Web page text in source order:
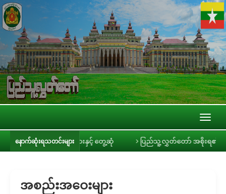
နောက်ဆုံးရသတင်းများ
င်ရီ သတင်းမီဒီယာများနှင့် တွေ့ဆုံ ပြည်သူ့လွှတ်တော် အစိုးရ၏ အာမခံချ
အစည်းအဝေးများ